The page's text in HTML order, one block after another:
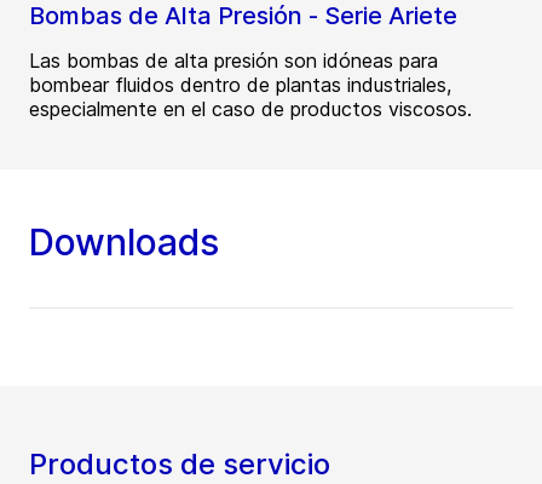
Bombas de Alta Presión - Serie Ariete
Las bombas de alta presión son idóneas para
bombear fluidos dentro de plantas industriales,
especialmente en el caso de productos viscosos.
Downloads
Productos de servicio